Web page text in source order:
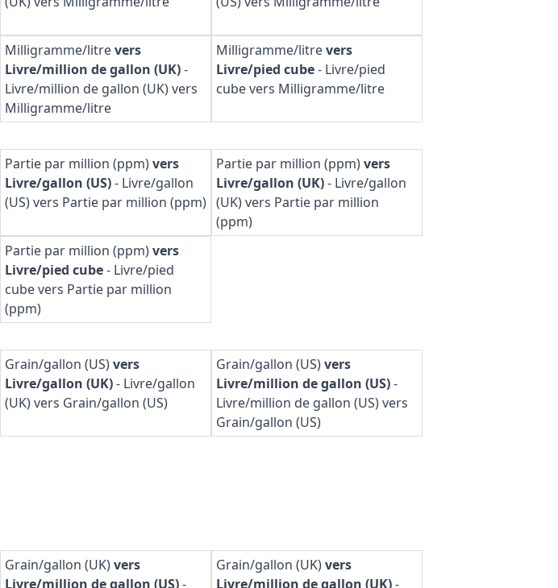
Milligramme/litrevers
Livre/million de gallon (UK)-
Livre/million de gallon (UK) vers
Milligramme/litre
Milligramme/litrevers
Livre/pied cube- Livre/pied
cube vers Milligramme/litre
Partie par million (ppm)vers
Livre/gallon (US)- Livre/gallon
(US) vers Partie par million (ppm)
Partie par million (ppm)vers
Livre/gallon (UK)- Livre/gallon
(UK) vers Partie par million
(ppm)
Partie par million (ppm)vers
Livre/pied cube- Livre/pied
cube vers Partie par million
(ppm)
Grain/gallon (US)vers
Livre/gallon (UK)- Livre/gallon
(UK) vers Grain/gallon (US)
Grain/gallon (US)vers
Livre/million de gallon (US)-
Livre/million de gallon (US) vers
Grain/gallon (US)
Grain/gallon (UK)vers
Livre/million de gallon (US)-
Grain/gallon (UK)vers
Livre/million de gallon (UK)-